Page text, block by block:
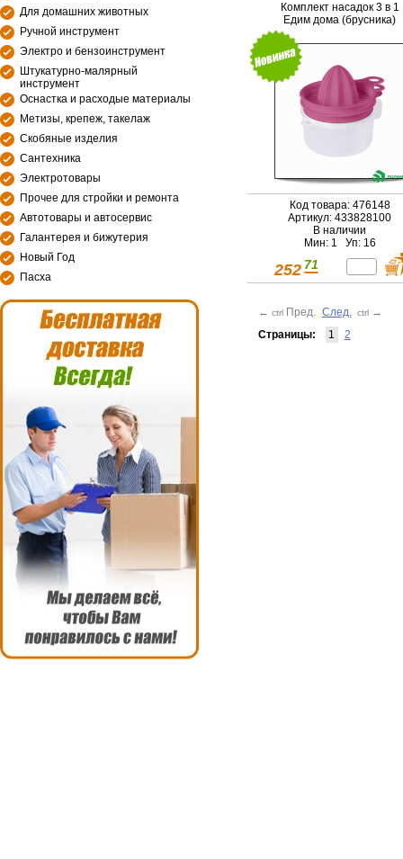
Для домашних животных
Ручной инструмент
Электро и бензоинструмент
Штукатурно-малярный
инструмент
Оснастка и расходые материалы
Метизы, крепеж, такелаж
Скобяные изделия
Сантехника
Электротовары
Прочее для стройки и ремонта
Автотовары и автосервис
Галантерея и бижутерия
Новый Год
Пасха
Комплект насадок 3 в 1
Едим дома (брусника)
Код товара: 476148
Артикул: 433828100
В наличии
Мин: 1 Уп: 16
252 71
← ctrl Пред. След. ctrl →
Страницы:
1 2